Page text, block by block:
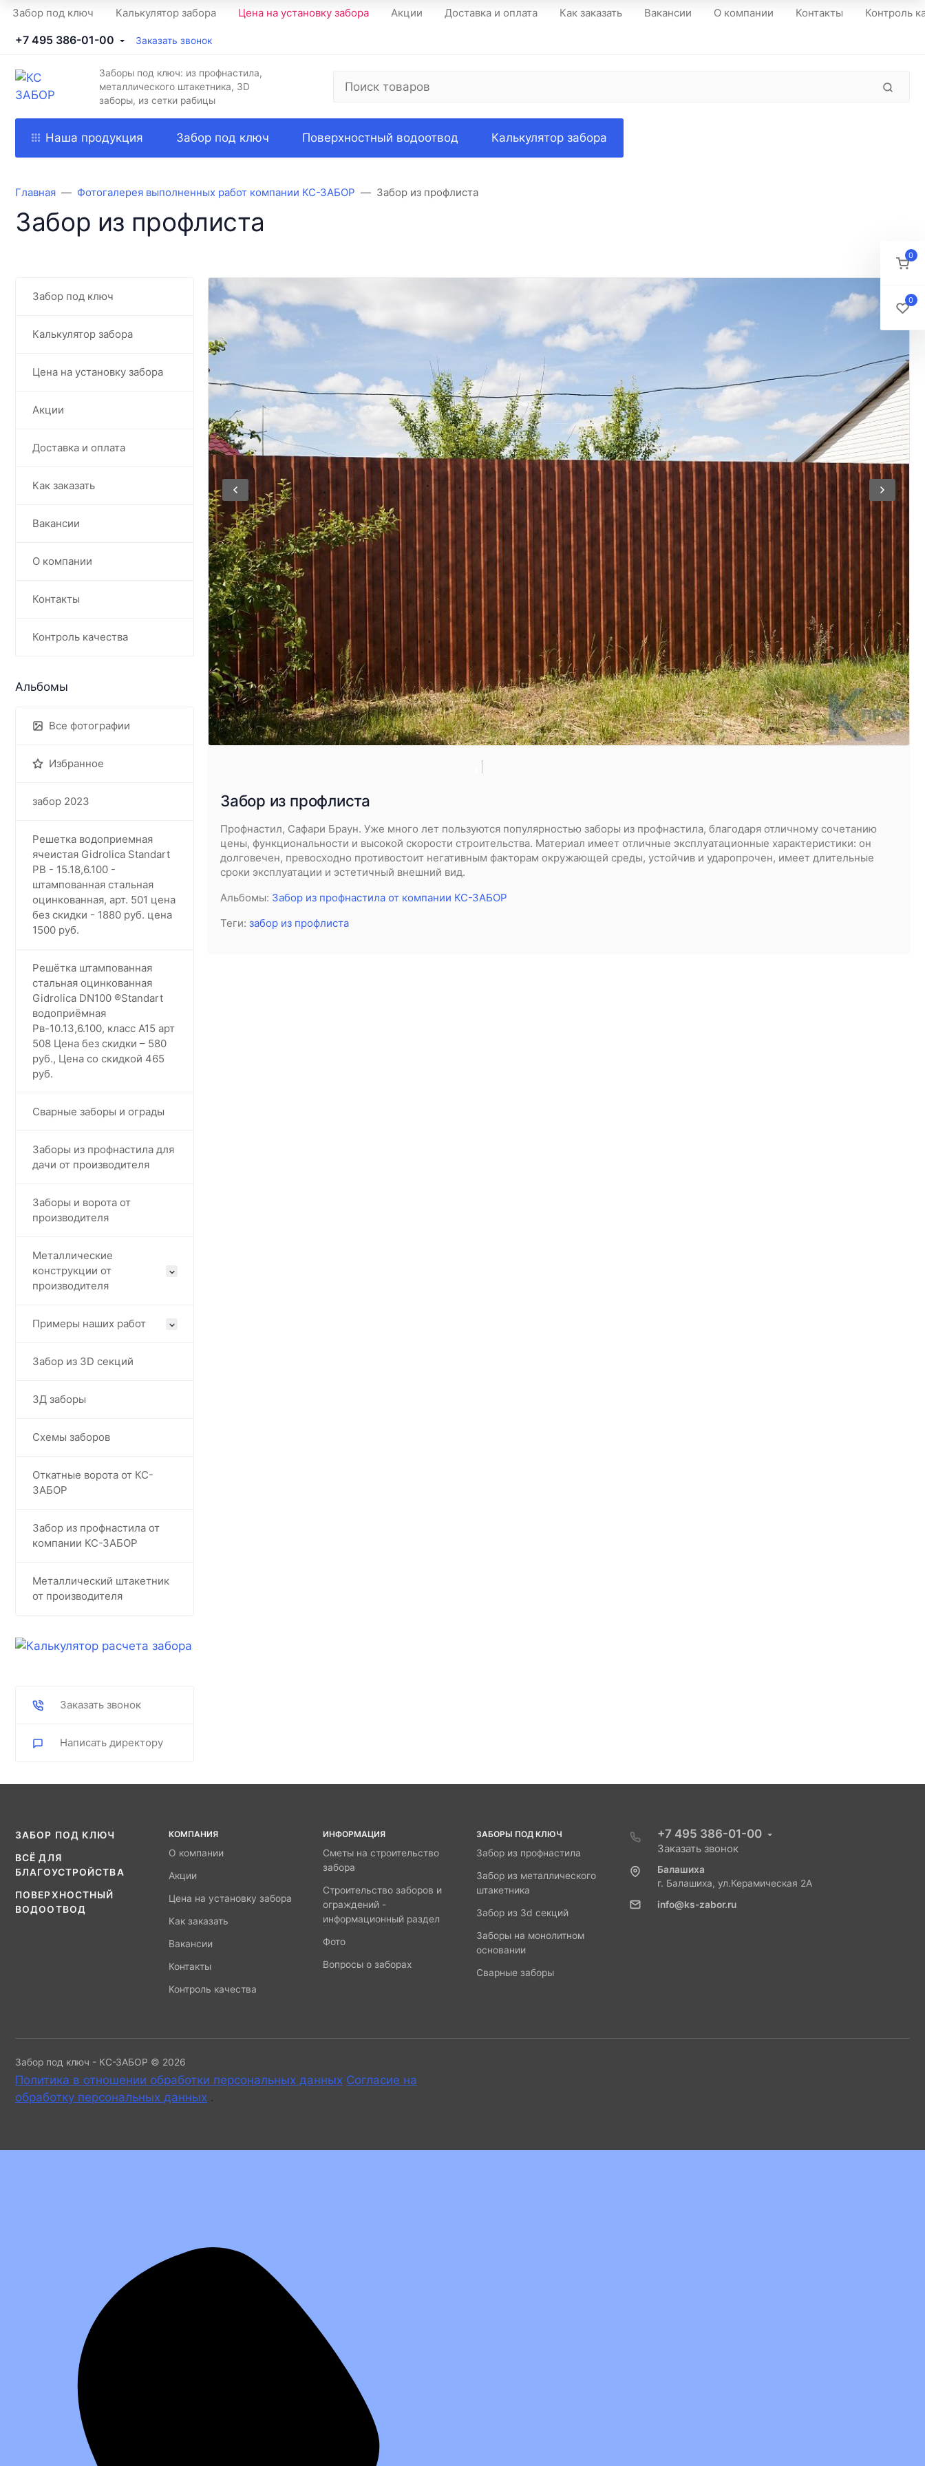
Забор под ключ Калькулятор забора Цена на установку забора Акции Доставка и оплата Как заказать Вакансии О компании Контакты Контроль
+7 495 386-01-00 Заказать звонок
Заборы под ключ: из профнастила,
металлического штакетника, 3D
заборы, из сетки рабицы
Наша продукция Забор под ключ Поверхностный водоотвод Калькулятор забора
Главная Фотогалерея выполненных работ компании КС-ЗАБОР Забор из профлиста
Забор из профлиста
Забор под ключ
Калькулятор забора
Цена на установку забора
Акции
Доставка и оплата
Как заказать
Вакансии
О компании
Контакты
Контроль качества
Альбомы
Все фотографии
Избранное
забор 2023
Решетка водоприемная
ячеистая Gidrolica Standart
РВ - 15.18,6.100 -
штампованная стальная
оцинкованная, арт. 501 цена
без скидки - 1880 руб. цена
1500 руб.
Решётка штампованная
стальная оцинкованная
Gidrolica DN100 ®️Standart
водоприёмная
Рв-10.13,6.100, класс А15 арт
508 Цена без скидки – 580
руб., Цена со скидкой 465
руб.
Сварные заборы и ограды
Заборы из профнастила для
дачи от производителя
Заборы и ворота от
производителя
Металлические
конструкции от
производителя
Примеры наших работ
Забор из 3D секций
3Д заборы
Схемы заборов
Откатные ворота от КС-
ЗАБОР
Забор из профнастила от
компании КС-ЗАБОР
Металлический штакетник
от производителя
Заказать звонок
Написать директору
Забор из профлиста
Профнастил, Сафари Браун. Уже много лет пользуются популярностью заборы из профнастила, благодаря отличному сочетанию
цены, функциональности и высокой скорости строительства. Материал имеет отличные эксплуатационные характеристики: он
долговечен, превосходно противостоит негативным факторам окружающей среды, устойчив и ударопрочен, имеет длительные
сроки эксплуатации и эстетичный внешний вид.
Альбомы: Забор из профнастила от компании КС-ЗАБОР
Теги: забор из профлиста
ЗАБОР ПОД КЛЮЧ
ВСЁ ДЛЯ
БЛАГОУСТРОЙСТВА
ПОВЕРХНОСТНЫЙ
ВОДООТВОД
КОМПАНИЯ
О компании
Акции
Цена на установку забора
Как заказать
Вакансии
Контакты
Контроль качества
ИНФОРМАЦИЯ
Сметы на строительство
забора
Строительство заборов и
ограждений -
информационный раздел
Фото
Вопросы о заборах
ЗАБОРЫ ПОД КЛЮЧ
Забор из профнастила
Забор из металлического
штакетника
Забор из 3d секций
Заборы на монолитном
основании
Сварные заборы
+7 495 386-01-00
Заказать звонок
Балашиха
г. Балашиха, ул.Керамическая 2А
info@ks-zabor.ru
Забор под ключ - КС-ЗАБОР © 2026
Политика в отношении обработки персональных данных Согласие на
обработку персональных данных .
0
0